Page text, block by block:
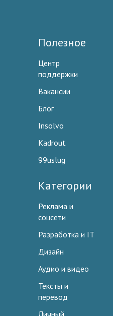
Полезное
Центр
поддержки
Вакансии
Блог
Insolvo
Kadrout
99uslug
Категории
Реклама и
соцсети
Разработка и IT
Дизайн
Аудио и видео
Тексты и
перевод